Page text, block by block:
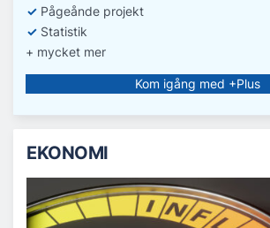
✓ Pågeånde projekt
✓ Statistik
+ mycket mer
Kom igång med +Plus
EKONOMI